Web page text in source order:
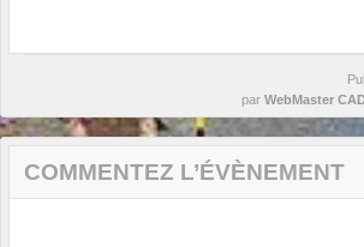
par WebMaster
COMMENTEZ L’ÉVÈNEMENT